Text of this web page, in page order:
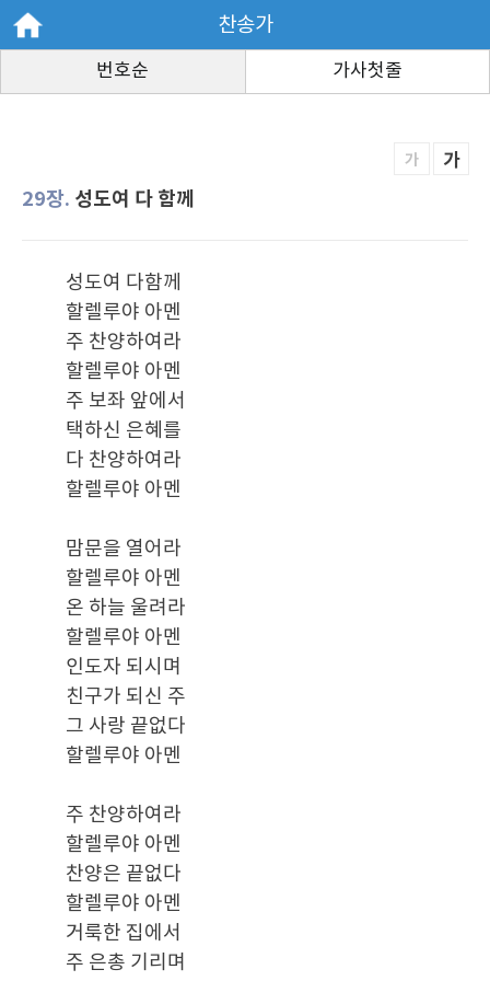
찬송가
번호순 가사첫줄
가 가
29장. 성도여 다 함께
성도여 다함께
할렐루야 아멘
주 찬양하여라
할렐루야 아멘
주 보좌 앞에서
택하신 은혜를
다 찬양하여라
할렐루야 아멘
맘문을 열어라
할렐루야 아멘
온 하늘 울려라
할렐루야 아멘
인도자 되시며
친구가 되신 주
그 사랑 끝없다
할렐루야 아멘
주 찬양하여라
할렐루야 아멘
찬양은 끝없다
할렐루야 아멘
거룩한 집에서
주 은총 기리며